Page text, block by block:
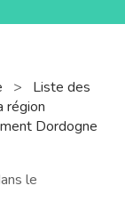
>
Liste des
région
Dordogne
le